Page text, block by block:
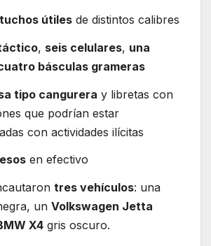
útiles de distintos calibres
, seis celulares, una
básculas grameras
tipo cangurera y libretas con
que podrían estar
con actividades ilícitas
en efectivo
tres vehículos: una
un Volkswagen Jetta
X4 gris oscuro.